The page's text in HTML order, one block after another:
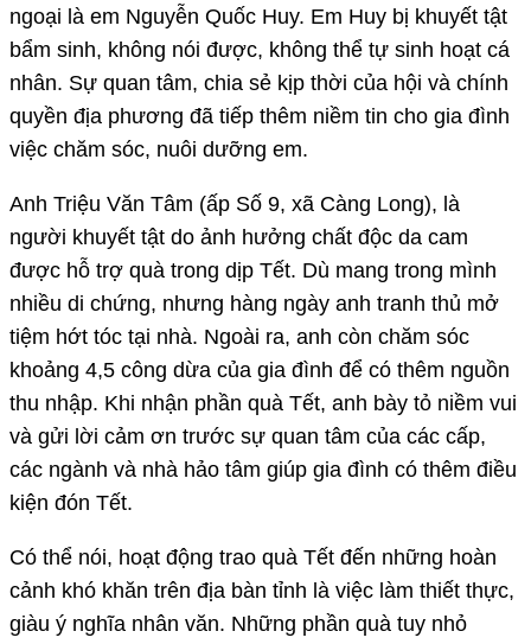
ngoại là em Nguyễn Quốc Huy. Em Huy bị khuyết tật
bẩm sinh, không nói được, không thể tự sinh hoạt cá
nhân. Sự quan tâm, chia sẻ kịp thời của hội và chính
quyền địa phương đã tiếp thêm niềm tin cho gia đình
việc chăm sóc, nuôi dưỡng em.
Anh Triệu Văn Tâm (ấp Số 9, xã Càng Long), là
người khuyết tật do ảnh hưởng chất độc da cam
được hỗ trợ quà trong dịp Tết. Dù mang trong mình
nhiều di chứng, nhưng hàng ngày anh tranh thủ mở
tiệm hớt tóc tại nhà. Ngoài ra, anh còn chăm sóc
khoảng 4,5 công dừa của gia đình để có thêm nguồn
thu nhập. Khi nhận phần quà Tết, anh bày tỏ niềm vui
và gửi lời cảm ơn trước sự quan tâm của các cấp,
các ngành và nhà hảo tâm giúp gia đình có thêm điều
kiện đón Tết.
Có thể nói, hoạt động trao quà Tết đến những hoàn
cảnh khó khăn trên địa bàn tỉnh là việc làm thiết thực,
giàu ý nghĩa nhân văn. Những phần quà tuy nhỏ